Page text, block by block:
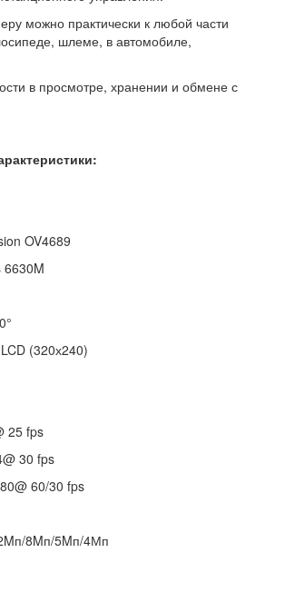
можно практически к любой части
шлеме, в автомобиле,
в просмотре, хранении и обмене с
OV4689
6630M
(320х240)
25 fps
30 fps
60/30 fps
8Mп/5Mп/4Мп